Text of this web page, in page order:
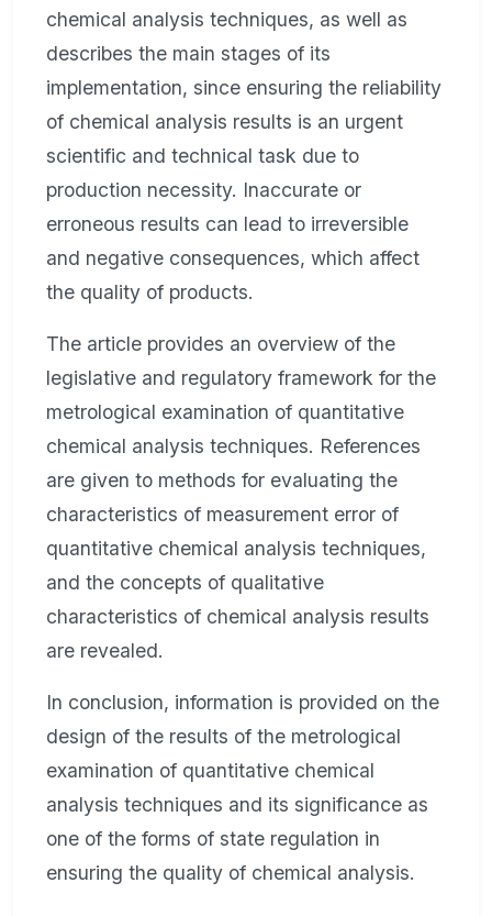
chemical analysis techniques, as well as
describes the main stages of its
implementation, since ensuring the reliability
of chemical analysis results is an urgent
scientific and technical task due to
production necessity. Inaccurate or
erroneous results can lead to irreversible
and negative consequences, which affect
the quality of products.
The article provides an overview of the
legislative and regulatory framework for the
metrological examination of quantitative
chemical analysis techniques. References
are given to methods for evaluating the
characteristics of measurement error of
quantitative chemical analysis techniques,
and the concepts of qualitative
characteristics of chemical analysis results
are revealed.
In conclusion, information is provided on the
design of the results of the metrological
examination of quantitative chemical
analysis techniques and its significance as
one of the forms of state regulation in
ensuring the quality of chemical analysis.